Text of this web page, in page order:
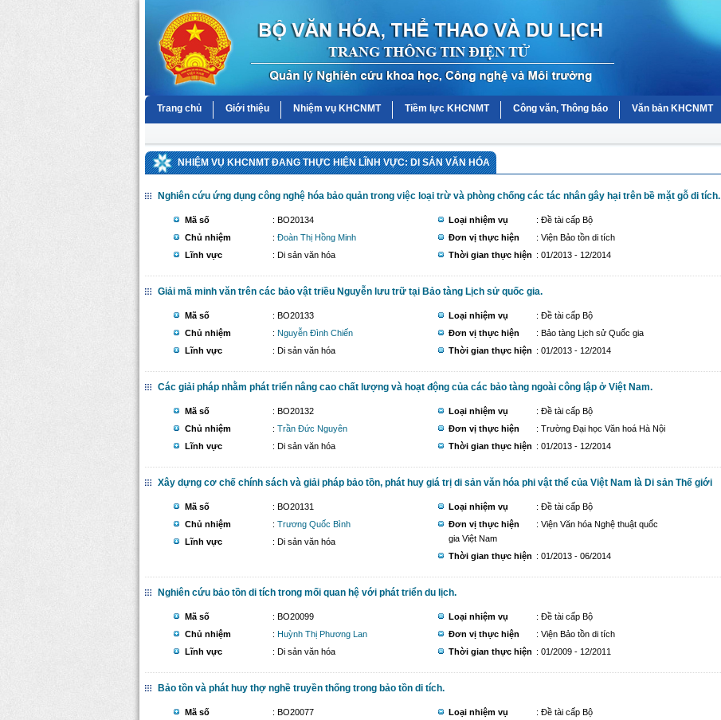
Trang chủ Giới thiệu Nhiệm vụ KHCNMT Tiềm lực KHCNMT Công văn, Thông báo Văn bản KHCNMT
NHIỆM VỤ KHCNMT ĐANG THỰC HIỆN LĨNH VỰC: DI SẢN VĂN HÓA
Nghiên cứu ứng dụng công nghệ hóa bảo quản trong việc loại trừ và phòng chống các tác nhân gây hại trên bề mặt gỗ di tích.
Mã số
: BO20134
Chủ nhiệm
: Đoàn Thị Hồng Minh
Lĩnh vực
: Di sản văn hóa
Loại nhiệm vụ
: Đề tài cấp Bộ
Đơn vị thực hiện
: Viện Bảo tồn di tích
Thời gian thực hiện : 01/2013 - 12/2014
Giải mã minh văn trên các bảo vật triều Nguyễn lưu trữ tại Bảo tàng Lịch sử quốc gia.
Mã số
: BO20133
Chủ nhiệm
: Nguyễn Đình Chiến
Lĩnh vực
: Di sản văn hóa
Loại nhiệm vụ
: Đề tài cấp Bộ
Đơn vị thực hiện
: Bảo tàng Lịch sử Quốc gia
Thời gian thực hiện : 01/2013 - 12/2014
Các giải pháp nhằm phát triển nâng cao chất lượng và hoạt động của các bảo tàng ngoài công lập ở Việt Nam.
Mã số
: BO20132
Chủ nhiệm
: Trần Đức Nguyên
Lĩnh vực
: Di sản văn hóa
Loại nhiệm vụ
: Đề tài cấp Bộ
Đơn vị thực hiện
: Trường Đại học Văn hoá Hà Nội
Thời gian thực hiện : 01/2013 - 12/2014
Xây dựng cơ chế chính sách và giải pháp bảo tồn, phát huy giá trị di sản văn hóa phi vật thể của Việt Nam là Di sản Thế giới
Mã số
: BO20131
Chủ nhiệm
: Trương Quốc Bình
Lĩnh vực
: Di sản văn hóa
Loại nhiệm vụ
: Đề tài cấp Bộ
Đơn vị thực hiện
: Viện Văn hóa Nghệ thuật quốc
gia Việt Nam
Thời gian thực hiện : 01/2013 - 06/2014
Nghiên cứu bảo tồn di tích trong mối quan hệ với phát triển du lịch.
Mã số
: BO20099
Chủ nhiệm
: Huỳnh Thị Phương Lan
Lĩnh vực
: Di sản văn hóa
Loại nhiệm vụ
: Đề tài cấp Bộ
Đơn vị thực hiện
: Viện Bảo tồn di tích
Thời gian thực hiện : 01/2009 - 12/2011
Bảo tồn và phát huy thợ nghề truyền thống trong bảo tồn di tích.
Mã số
: BO20077
Loại nhiệm vụ
: Đề tài cấp Bộ